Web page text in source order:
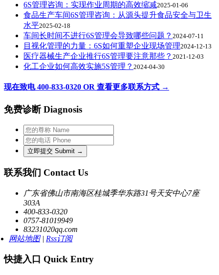
6S管理咨询：实现作业周期的高效缩减2025-01-06
食品生产车间6S管理咨询：从源头提升食品安全与卫生
水平2025-02-18
车间长时间不进行6S管理会导致哪些问题？ 2024-07-11
目视化管理的力量：6S如何重塑企业现场管理2024-12-13
医疗器械生产企业推行6S管理要注意那些？ 2021-12-03
化工企业如何高效实施5S管理？ 2024-04-30
现在致电 400-833-0320 OR 查看更多联系方式 →
免费诊断 Diagnosis
联系我们 Contact Us
广东省佛山市南海区桂城季华东路31号天安中心7座
303A
400-833-0320
0757-81019949
83231020qq.com
网站地图| Rss订阅
快捷入口 Quick Entry